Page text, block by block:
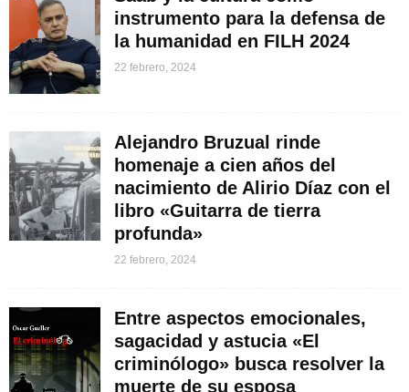
instrumento para la defensa de
la humanidad en FILH 2024
22 febrero, 2024
Alejandro Bruzual rinde
homenaje a cien años del
nacimiento de Alirio Díaz con el
libro «Guitarra de tierra
profunda»
22 febrero, 2024
Entre aspectos emocionales,
sagacidad y astucia «El
criminólogo» busca resolver la
muerte de su esposa